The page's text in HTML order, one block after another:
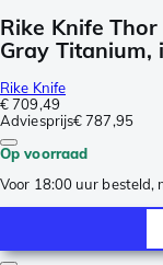
Rike Knife
Gray Titanium,
Rike Knife
€ 709,49
Adviesprijs€ 787,95
Op voorraad
Voor 18:00 uur besteld,